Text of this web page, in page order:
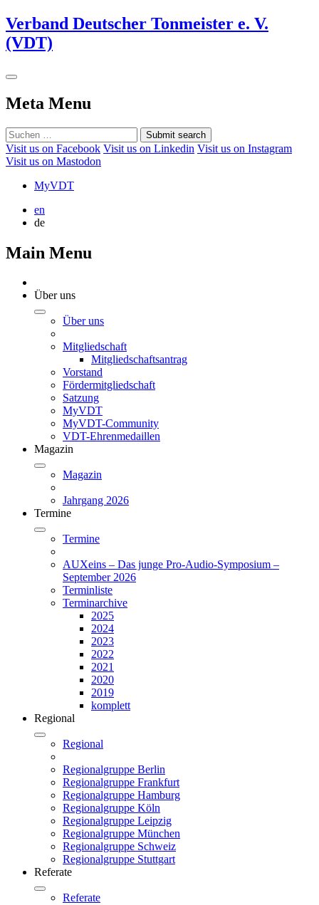
Verband Deutscher Tonmeister e. V.
(VDT)
Meta Menu
Submit search
Visit us on Facebook Visit us on Linkedin Visit us on Instagram
Visit us on Mastodon
MyVDT
en
de
Main Menu
Über uns
Über uns
Mitgliedschaft
Mitgliedschaftsantrag
Vorstand
Fördermitgliedschaft
Satzung
MyVDT
MyVDT-Community
VDT-Ehrenmedaillen
Magazin
Magazin
Jahrgang 2026
Termine
Termine
AUXeins – Das junge Pro-Audio-Symposium –
September 2026
Terminliste
Terminarchive
2025
2024
2023
2022
2021
2020
2019
komplett
Regional
Regional
Regionalgruppe Berlin
Regionalgruppe Frankfurt
Regionalgruppe Hamburg
Regionalgruppe Köln
Regionalgruppe Leipzig
Regionalgruppe München
Regionalgruppe Schweiz
Regionalgruppe Stuttgart
Referate
Referate